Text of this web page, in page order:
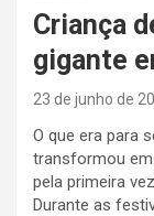
Criança
gigante
23 de junho de
O que era para
transformou
pela primeira
Durante as